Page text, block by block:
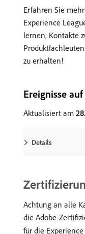
Erfahren Sie
Experience
lernen, Kontakte
zu erhalten!
Ereignisse
Aktualisiert am
Details
Achtung an alle
die Adobe-
für die